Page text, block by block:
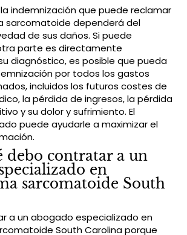
indemnización que puede reclamar
sarcomatoide dependerá del
de sus daños. Si puede
parte es directamente
diagnóstico, es posible que pueda
por todos los gastos
incluidos los futuros costes de
la pérdida de ingresos, la pérdida
y su dolor y sufrimiento. El
puede ayudarle a maximizar el
debo contratar a un
en
sarcomatoide South
a un abogado especializado en
South Carolina porque